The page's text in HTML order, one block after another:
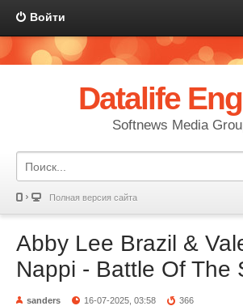
Войти
Datalife
Softnews Media
Полная версия сайта
Abby Lee Brazil &
Nappi - Battle Of The
sanders 16-07-2025, 03:58 366